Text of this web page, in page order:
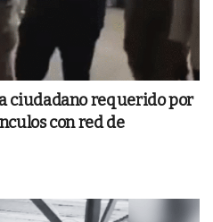
ciudadano requerido por
con red de